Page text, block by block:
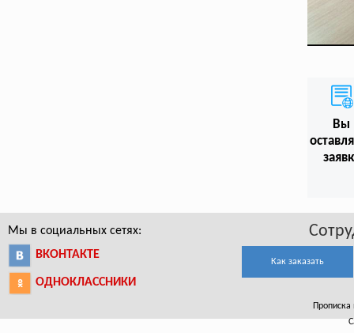
Вы
Мы в социальных сетях:
ВКОНТАКТЕ
ОДНОКЛАССНИКИ
Как заказать
Прописка